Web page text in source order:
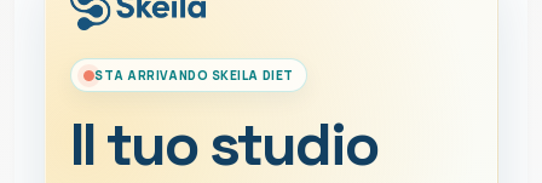
STA ARRIVANDO SKEILA DIET
Il tuo studio